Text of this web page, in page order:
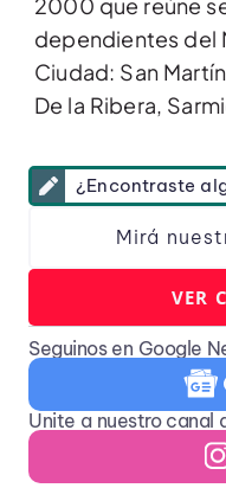
2000 que reúne
dependientes del
Ciudad: San
De la Ribera,
¿Encontraste
Mirá
VER
Seguinos en Google
Unite a nuestro canal